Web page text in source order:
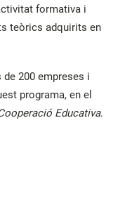
formativa i
teòrics adquirits en
de 200 empreses i
programa, en el
Educativa.